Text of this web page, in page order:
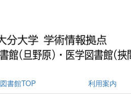
図書館TOP 利用案内